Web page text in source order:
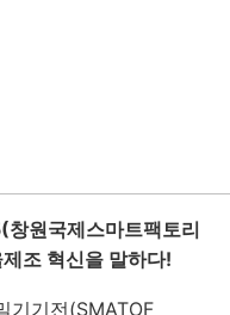
원국제스마트팩토리
조 혁신을 말하다!
기기전(SMATOF